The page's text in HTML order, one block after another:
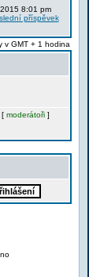
8:01 pm
v GMT + 1 hodina
moderátoři ]